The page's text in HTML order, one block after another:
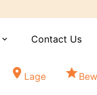
expand_more Contact Us
location_on Lage star